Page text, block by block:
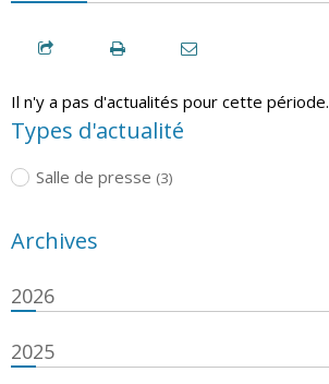
Il n'y a pas d'actualités pour cette période.
Types d'actualité
Salle de presse (3)
Archives
2026
2025